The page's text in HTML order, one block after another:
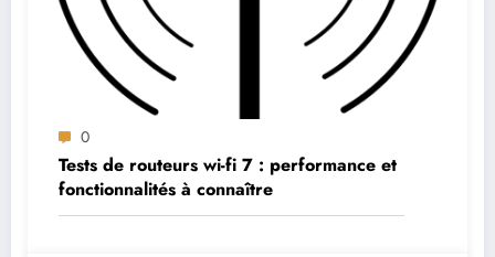
0
Tests de routeurs wi-fi 7 : performance et
fonctionnalités à connaître